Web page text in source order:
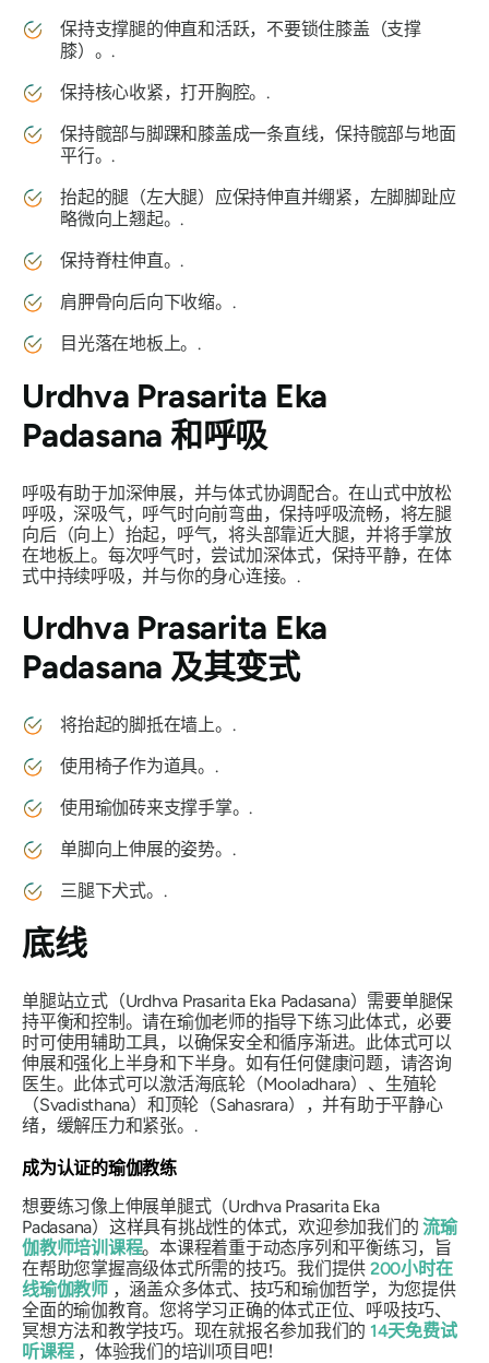
保持支撑腿的伸直和活跃，不要锁住膝盖（支撑
膝）。.
保持核心收紧，打开胸腔。.
保持髋部与脚踝和膝盖成一条直线，保持髋部与地面
平行。.
抬起的腿（左大腿）应保持伸直并绷紧，左脚脚趾应
略微向上翘起。.
保持脊柱伸直。.
肩胛骨向后向下收缩。.
目光落在地板上。.
Urdhva Prasarita Eka
Padasana 和呼吸
呼吸有助于加深伸展，并与体式协调配合。在山式中放松
呼吸，深吸气，呼气时向前弯曲，保持呼吸流畅，将左腿
向后（向上）抬起，呼气，将头部靠近大腿，并将手掌放
在地板上。每次呼气时，尝试加深体式，保持平静，在体
式中持续呼吸，并与你的身心连接。.
Urdhva Prasarita Eka
Padasana 及其变式
将抬起的脚抵在墙上。.
使用椅子作为道具。.
使用瑜伽砖来支撑手掌。.
单脚向上伸展的姿势。.
三腿下犬式。.
底线
单腿站立式（Urdhva Prasarita Eka Padasana）需要单腿保
持平衡和控制。请在瑜伽老师的指导下练习此体式，必要
时可使用辅助工具，以确保安全和循序渐进。此体式可以
伸展和强化上半身和下半身。如有任何健康问题，请咨询
医生。此体式可以激活海底轮（Mooladhara）、生殖轮
（Svadisthana）和顶轮（Sahasrara），并有助于平静心
绪，缓解压力和紧张。.
成为认证的瑜伽教练
想要练习像上伸展单腿式（Urdhva Prasarita Eka
Padasana）这样具有挑战性的体式，欢迎参加我们的流瑜
伽教师培训课程。本课程着重于动态序列和平衡练习，旨
在帮助您掌握高级体式所需的技巧。我们提供 200小时在
线瑜伽教师，涵盖众多体式、技巧和瑜伽哲学，为您提供
全面的瑜伽教育。您将学习正确的体式正位、呼吸技巧、
冥想方法和教学技巧。现在就报名参加我们的 14天免费试
听课程，体验我们的培训项目吧！